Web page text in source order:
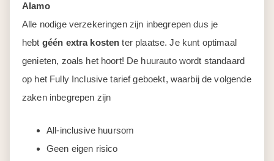
Alamo
Alle nodige verzekeringen zijn inbegrepen dus je
hebt géén extra kosten ter plaatse. Je kunt optimaal
genieten, zoals het hoort! De huurauto wordt standaard
op het Fully Inclusive tarief geboekt, waarbij de volgende
zaken inbegrepen zijn
All-inclusive huursom
Geen eigen risico